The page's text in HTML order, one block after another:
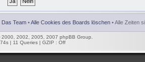
Das Team •Alle Cookies des Boards löschen • Alle Zeiten
2000, 2002, 2005, 2007 phpBB Group.
| 11 Queries | GZIP : Off